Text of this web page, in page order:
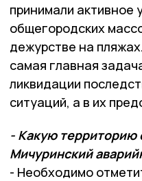
принимали активное
общегородских
дежурстве на
самая главная
ликвидации
ситуаций, а в их
- Какую территорию
Мичуринский
- Необходимо